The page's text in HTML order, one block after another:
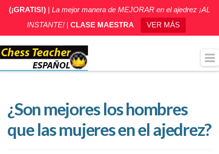
(¡GRATIS!) | La mejor manera de MEJORAR en el ajedrez ¡AL
INSTANTE!| CLASE MAESTRA VER MÁS
¿Son mejores los hombres
que las mujeres en el ajedrez?